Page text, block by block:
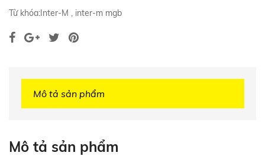
Từ khóa:Inter-M , inter-m mgb
Mô tả sản phẩm
Mô tả sản phẩm